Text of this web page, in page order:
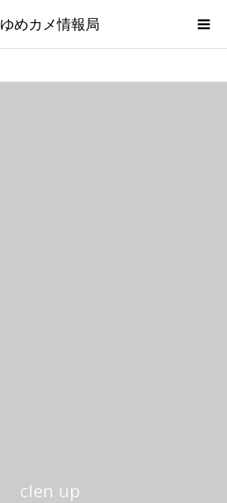
ゆめカメ情報局
clen up